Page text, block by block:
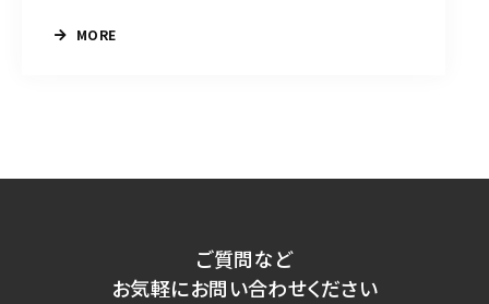
MORE
ご質問など
お気軽にお問い合わせください